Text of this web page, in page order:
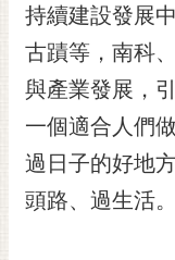
網
站
資
料
宣
告
持續建設發展
古蹟等，南科
與產業發展，
一個適合人們
過日子的好地
頭路、過生活。